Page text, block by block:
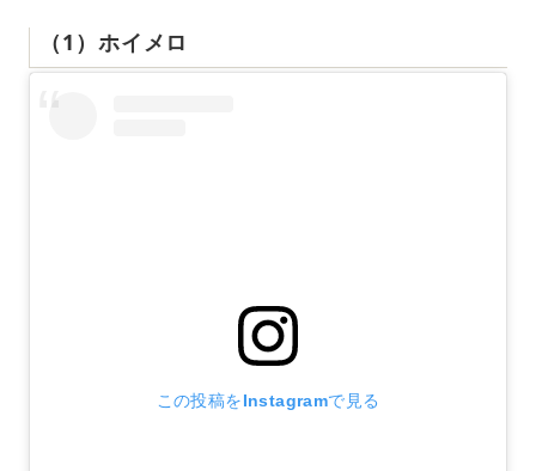
（1）ホイメロ
この投稿をInstagramで見る